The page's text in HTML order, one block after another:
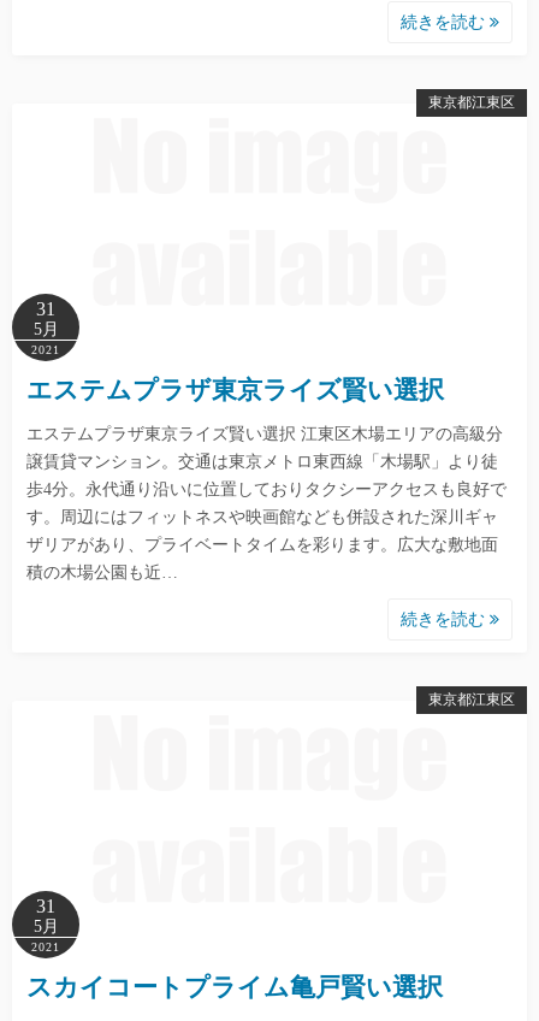
続きを読む
東京都江東区
31
5月
2021
エステムプラザ東京ライズ賢い選択
エステムプラザ東京ライズ賢い選択 江東区木場エリアの高級分
譲賃貸マンション。交通は東京メトロ東西線「木場駅」より徒
歩4分。永代通り沿いに位置しておりタクシーアクセスも良好で
す。周辺にはフィットネスや映画館なども併設された深川ギャ
ザリアがあり、プライベートタイムを彩ります。広大な敷地面
積の木場公園も近…
続きを読む
東京都江東区
31
5月
2021
スカイコートプライム亀戸賢い選択